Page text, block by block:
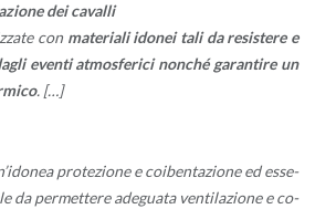
dei ca­val­li
con ma­te­ria­li ido­nei tali da re­si­ste­re e
even­ti at­mo­sfe­ri­ci non­ché ga­ran­ti­re un
. […]
pro­te­zio­ne e coi­ben­ta­zio­ne ed es­se­
da per­met­te­re ade­gua­ta ven­ti­la­zio­ne e co­